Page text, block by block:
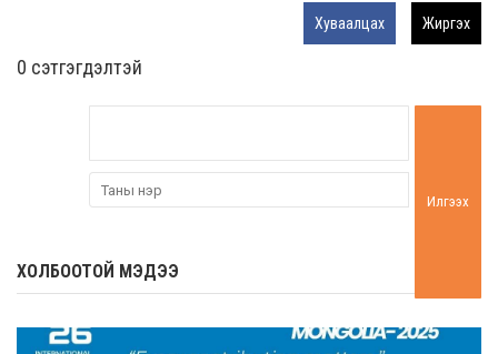
Хуваалцах Жиргэх
0 cэтгэгдэлтэй
Илгээх
ХОЛБООТОЙ МЭДЭЭ